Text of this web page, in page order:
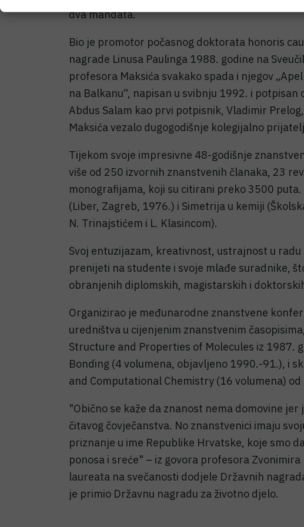
dva mandata.
Bio je promotor počasnog doktorata honoris
nagrade Linusa Paulinga 1988. godine na
profesora Maksića svakako spada i njegov
na Balkanu“, napisan u svibnju 1992. i
Abdus Salam kao prvi potpisnik, Vladimir
Maksića vezalo dugogodišnje kolegijalno
Tijekom svoje impresivne 48-godišnje
više od 250 izvornih znanstvenih članaka, 23
monografijama, koji su citirani preko 3500
(Liber, Zagreb, 1976.) i Simetrija u kemiji
N. Trinajstićem i L. Klasincom).
Svoj entuzijazam, kreativnost, ustrajnost u
prenijeti na studente i svoje mlađe suradnike,
obranjenih diplomskih, magistarskih i
Organizirao je međunarodne znanstvene
uredništva u cijenjenim znanstvenim
Structure and Properties of Molecules iz 1987.
Bonding (4 volumena, objavljeno 1990.-91.), i
and Computational Chemistry (16 volumena)
"Obično se kaže da znanost nema domovine
čitavog čovječanstva. No znanstvenici imaju
priznanje u ime Republike Hrvatske, koje smo
ponosa i sreće" – iz govora profesora
laureata na svečanosti dodjele Državnih
je primio Državnu nagradu za životno djelo.